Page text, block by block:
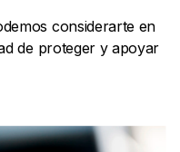
considerarte en
de proteger y apoyar